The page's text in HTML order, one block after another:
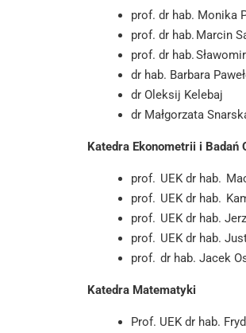
prof. dr hab. Monika
prof. dr hab. Marcin
prof. dr hab.
dr hab. Barbara
dr Oleksij Kelebaj
dr Małgorzata
Katedra Ekonometrii i Badań
prof. UEK dr hab.
prof. UEK dr hab.
prof. UEK dr hab.
prof. UEK dr hab.
prof. dr hab. Jacek
Katedra Matematyki
Prof. UEK dr hab.